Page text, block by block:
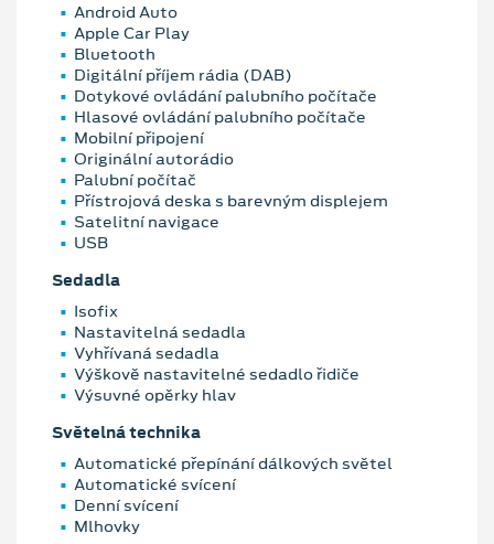
Android Auto
Apple Car Play
Bluetooth
Digitální příjem rádia (DAB)
Dotykové ovládání palubního počítače
Hlasové ovládání palubního počítače
Mobilní připojení
Originální autorádio
Palubní počítač
Přístrojová deska s barevným displejem
Satelitní navigace
USB
Sedadla
Isofix
Nastavitelná sedadla
Vyhřívaná sedadla
Výškově nastavitelné sedadlo řidiče
Výsuvné opěrky hlav
Světelná technika
Automatické přepínání dálkových světel
Automatické svícení
Denní svícení
Mlhovky